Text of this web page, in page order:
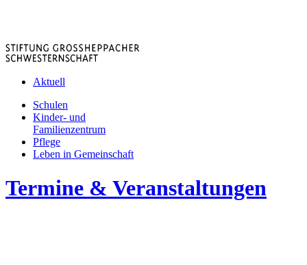
Aktuell
Schulen
Kinder- und
Familienzentrum
Pflege
Leben in Gemeinschaft
Termine & Veranstaltungen